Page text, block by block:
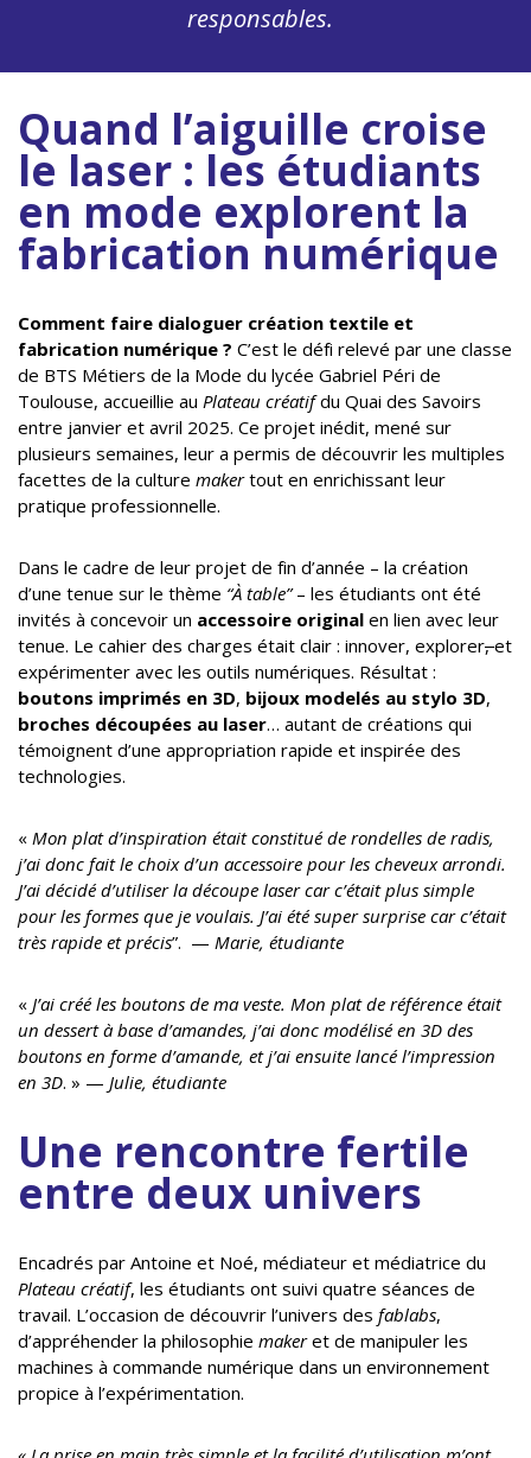
responsables.
Quand l’aiguille croise
le laser : les étudiants
en mode explorent la
fabrication numérique
Comment faire dialoguer création textile et
fabrication numérique ? C’est le défi relevé par une classe
de BTS Métiers de la Mode du lycée Gabriel Péri de
Toulouse, accueillie au Plateau créatifdu Quai des Savoirs
entre janvier et avril 2025. Ce projet inédit, mené sur
plusieurs semaines, leur a permis de découvrir les multiples
facettes de la culture makertout en enrichissant leur
pratique professionnelle.
Dans le cadre de leur projet de fin d’année – la création
d’une tenue sur le thème “À table”– les étudiants ont été
invités à concevoir un accessoire original en lien avec leur
tenue. Le cahier des charges était clair : innover, explorer,et
expérimenter avec les outils numériques. Résultat :
boutons imprimés en 3D, bijoux modelés au stylo 3D,
broches découpées au laser… autant de créations qui
témoignent d’une appropriation rapide et inspirée des
technologies.
« Mon plat d’inspiration était constitué de rondelles de radis,
j’ai donc fait le choix d’un accessoire pour les cheveux arrondi.
J’ai décidé d’utiliser la découpe laser car c’était plus simple
pour les formes que je voulais. J’ai été super surprise car c’était
très rapide et précis”. — Marie, étudiante
« J’ai créé les boutons de ma veste. Mon plat de référence était
un dessert à base d’amandes, j’ai donc modélisé en 3D des
boutons en forme d’amande, et j’ai ensuite lancé l’impression
en 3D. » — Julie, étudiante
Une rencontre fertile
entre deux univers
Encadrés par Antoine et Noé, médiateur et médiatrice du
Plateau créatif, les étudiants ont suivi quatre séances de
travail. L’occasion de découvrir l’univers des fablabs,
d’appréhender la philosophie makeret de manipuler les
machines à commande numérique dans un environnement
propice à l’expérimentation.